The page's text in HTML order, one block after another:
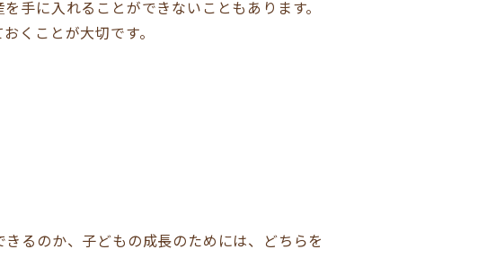
手に入れることができないこともあります。
くことが大切です。
るのか、子どもの成長のためには、どちらを